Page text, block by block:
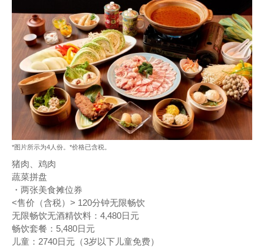
*图片所示为4人份。*价格已含税。
猪肉、鸡肉
蔬菜拼盘
・两张美食摊位券
<售价（含税）> 120分钟无限畅饮
无限畅饮无酒精饮料：4,480日元
畅饮套餐：5,480日元
儿童：2740日元（3岁以下儿童免费）